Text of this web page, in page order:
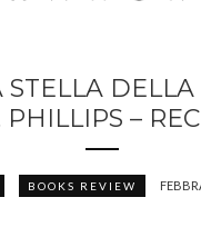
STELLA DELLA
PHILLIPS –
BOOKS REVIEW